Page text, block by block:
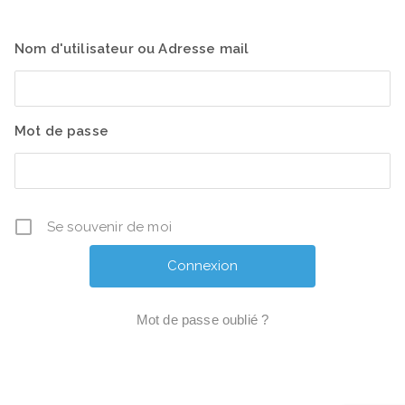
Nom d'utilisateur ou Adresse mail
Mot de passe
Se souvenir de moi
Mot de passe oublié ?